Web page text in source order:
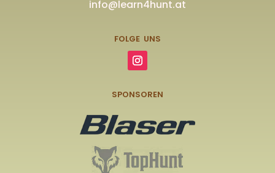
info@learn4hunt.at
FOLGE UNS
SPONSOREN